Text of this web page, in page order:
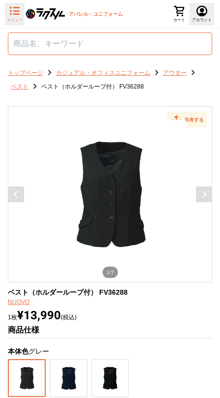
メニュー
アパレル・ユニフォーム
カート アカウント
トップページ カジュアル・オフィスユニフォーム
アウター
ベスト
ベスト（ホルダーループ付） FV36288
共有する
1/7
ベスト（ホルダーループ付） FV36288
NUOVO
1枚¥13,990(税込)
商品仕様
本体色グレー